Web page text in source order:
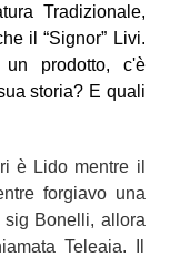
Tradizionale,
il “Signor” Livi.
prodotto, c'è
storia? E quali
è Lido mentre il
forgiavo una
sig Bonelli, allora
Teleaia. Il